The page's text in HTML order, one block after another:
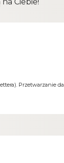
Przetwarzanie